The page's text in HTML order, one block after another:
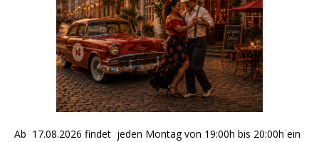
Ab 17.08.2026 findet jeden Montag von 19:00h bis 20:00h ein